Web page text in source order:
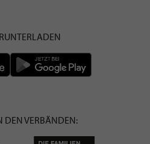
DEN VERBÄNDEN: